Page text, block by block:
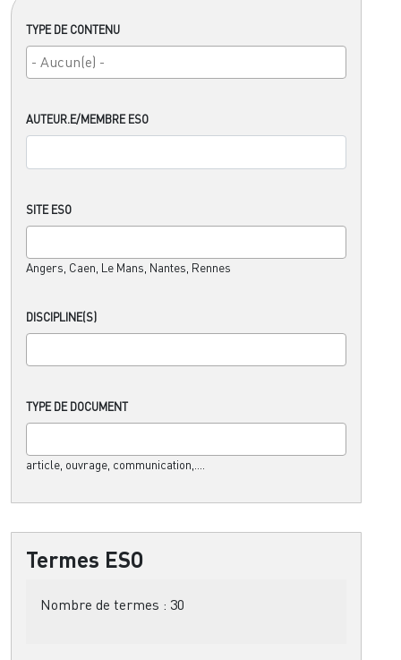
TYPE DE CONTENU
AUTEUR.E/MEMBRE ESO
SITE ESO
Angers, Caen, Le Mans, Nantes, Rennes
DISCIPLINE(S)
TYPE DE DOCUMENT
article, ouvrage, communication,....
Termes ESO
Nombre de termes : 30